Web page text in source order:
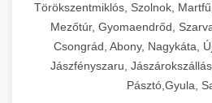
Törökszentmiklós, Szolnok,
Mezőtúr, Gyomaendrőd,
Csongrád, Abony, Nagykáta,
Jászfényszaru,
Pásztó,Gyula,